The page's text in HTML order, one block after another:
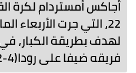
أجاكس أمستردام لكرة
22، التي جرت الأربعاء
لهدف بطريقة الكبار،
فريقه ضيفا على رودا(4-2).